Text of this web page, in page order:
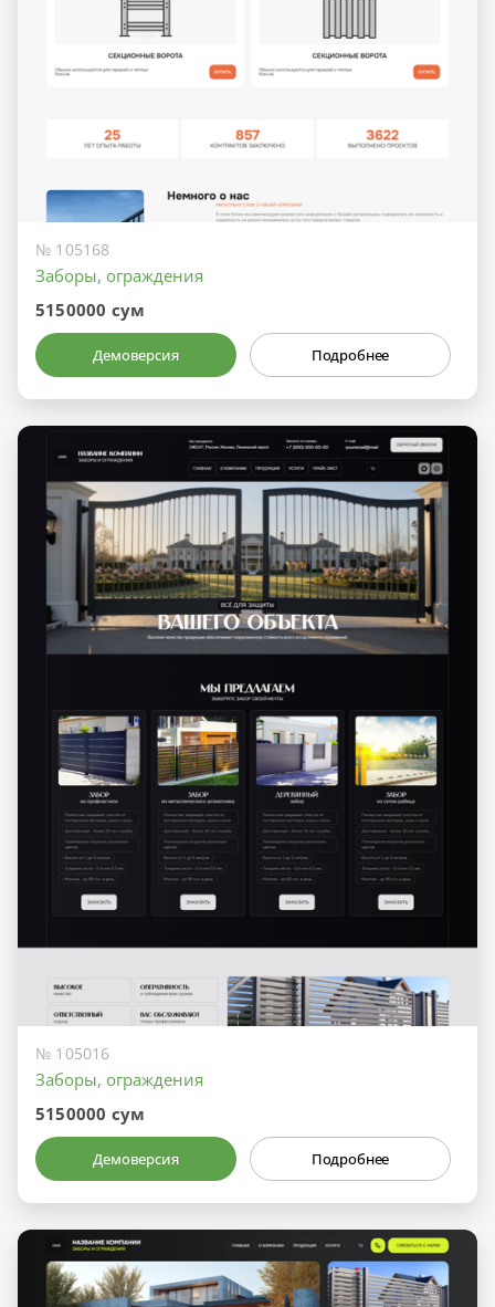
№ 105168
Заборы, ограждения
5150000 сум
Демоверсия Подробнее
№ 105016
Заборы, ограждения
5150000 сум
Демоверсия Подробнее